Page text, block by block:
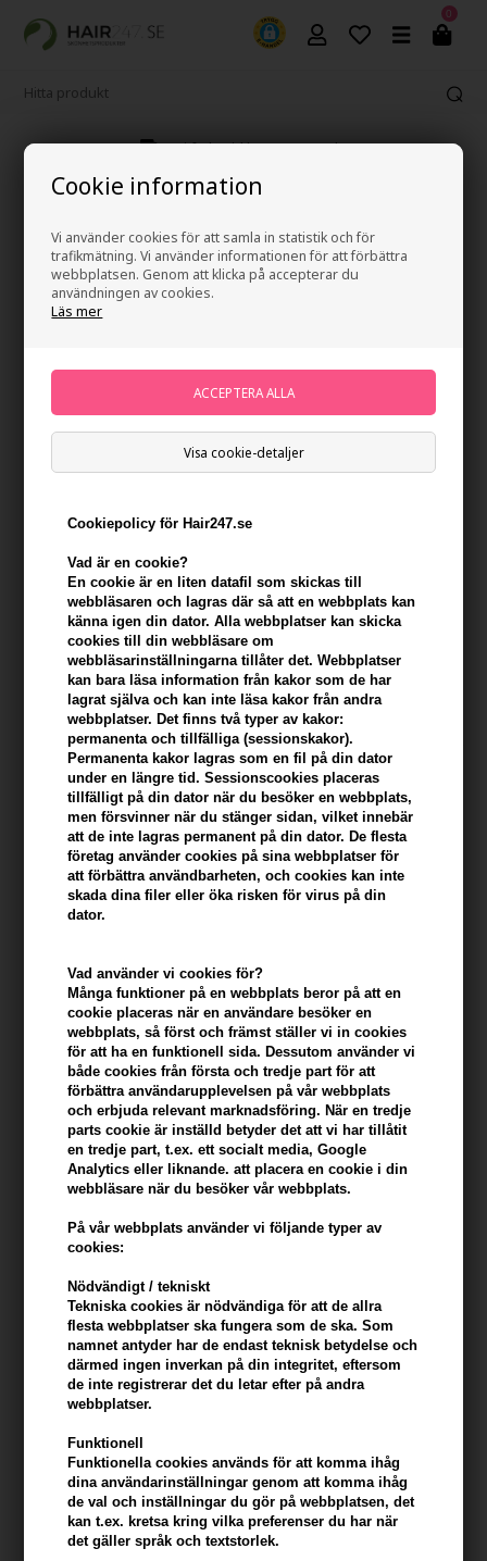
Cookie information
Vi använder cookies för att samla in statistik och för
trafikmätning. Vi använder informationen för att förbättra
webbplatsen. Genom att klicka på accepterar du
användningen av cookies.
Läs mer
Visa cookie-detaljer
Cookiepolicy för Hair247.se
Vad är en cookie?
En cookie är en liten datafil som skickas till
webbläsaren och lagras där så att en webbplats kan
känna igen din dator. Alla webbplatser kan skicka
cookies till din webbläsare om
webbläsarinställningarna tillåter det. Webbplatser
kan bara läsa information från kakor som de har
lagrat själva och kan inte läsa kakor från andra
webbplatser. Det finns två typer av kakor:
permanenta och tillfälliga (sessionskakor).
Permanenta kakor lagras som en fil på din dator
under en längre tid. Sessionscookies placeras
tillfälligt på din dator när du besöker en webbplats,
men försvinner när du stänger sidan, vilket innebär
att de inte lagras permanent på din dator. De flesta
företag använder cookies på sina webbplatser för
att förbättra användbarheten, och cookies kan inte
skada dina filer eller öka risken för virus på din
dator.
Vad använder vi cookies för?
Många funktioner på en webbplats beror på att en
cookie placeras när en användare besöker en
webbplats, så först och främst ställer vi in ​​cookies
för att ha en funktionell sida. Dessutom använder vi
både cookies från första och tredje part för att
förbättra användarupplevelsen på vår webbplats
och erbjuda relevant marknadsföring. När en tredje
parts cookie är inställd betyder det att vi har tillåtit
en tredje part, t.ex. ett socialt media, Google
Analytics eller liknande. att placera en cookie i din
webbläsare när du besöker vår webbplats.
På vår webbplats använder vi följande typer av
cookies:
Nödvändigt / tekniskt
Tekniska cookies är nödvändiga för att de allra
flesta webbplatser ska fungera som de ska. Som
namnet antyder har de endast teknisk betydelse och
därmed ingen inverkan på din integritet, eftersom
de inte registrerar det du letar efter på andra
webbplatser.
Funktionell
Funktionella cookies används för att komma ihåg
dina användarinställningar genom att komma ihåg
de val och inställningar du gör på webbplatsen, det
kan t.ex. kretsa kring vilka preferenser du har när
det gäller språk och textstorlek.
0
Fri frakt vid köp över 499 kr
Zenz Therapy Spray Mousse Blueberry 250ml
Varumärken»Zenz Therapy Brand:
Tidigare lägsta pris: 301,00
226,00SEK
Erbjudandet gäller: 30.07.26 - 13.08.26
+
Du tjänar 11 Bonuskronor på köp av denna artikel -Visa mitt
konto
KÖP FÖR YTTERLIGARE 499,00 SEK OCH FÅ FRI FRAKT
Beskrivning Recensioner Tillverkare
Zenz Therapy Spray Mousse Blueberry Volume and Hold är ett
hårskum på spray som skapar volym, håll och glans.
Detta sprayskum ger ett fantastiskt lyft och håll från botten till
spets. Lämnar håret smidigt, glänsande och fylligare med en doft
av citrus och violett. Spray Mousse Blueberry innehåller bland
annat extrakt av organiska blåbär och tranbär, som tillför
antioxidanter.
Fördelarna med hårskum
- Dermatologiskt testad
- 100% vegan
- Innehåller extrakt av ekologiska frukter, grönsaker och örter
- Inga parabener, konstgjord färg och silikon